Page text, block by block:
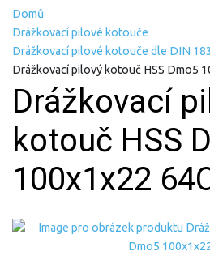
Domů
Drážkovací pilové kotouče
Drážkovací pilové kotouče dle DIN
Drážkovací pilový kotouč HSS Dmo5
Drážkovací
kotouč HSS
100x1x22